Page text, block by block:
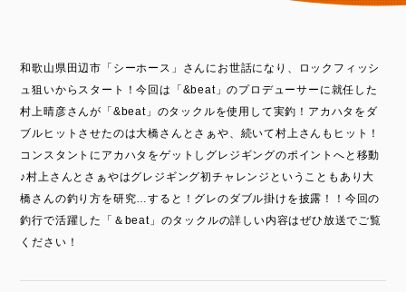
和歌山県田辺市「シーホース」さんにお世話になり、ロックフィッシ
ュ狙いからスタート！今回は「&beat」のプロデューサーに就任した
村上晴彦さんが「&beat」のタックルを使用して実釣！アカハタをダ
ブルヒットさせたのは大橋さんとさぁや、続いて村上さんもヒット！
コンスタントにアカハタをゲットしグレジギングのポイントへと移動
♪村上さんとさぁやはグレジギング初チャレンジということもあり大
橋さんの釣り方を研究…すると！グレのダブル掛けを披露！！今回の
釣行で活躍した「＆beat」のタックルの詳しい内容はぜひ放送でご覧
ください！